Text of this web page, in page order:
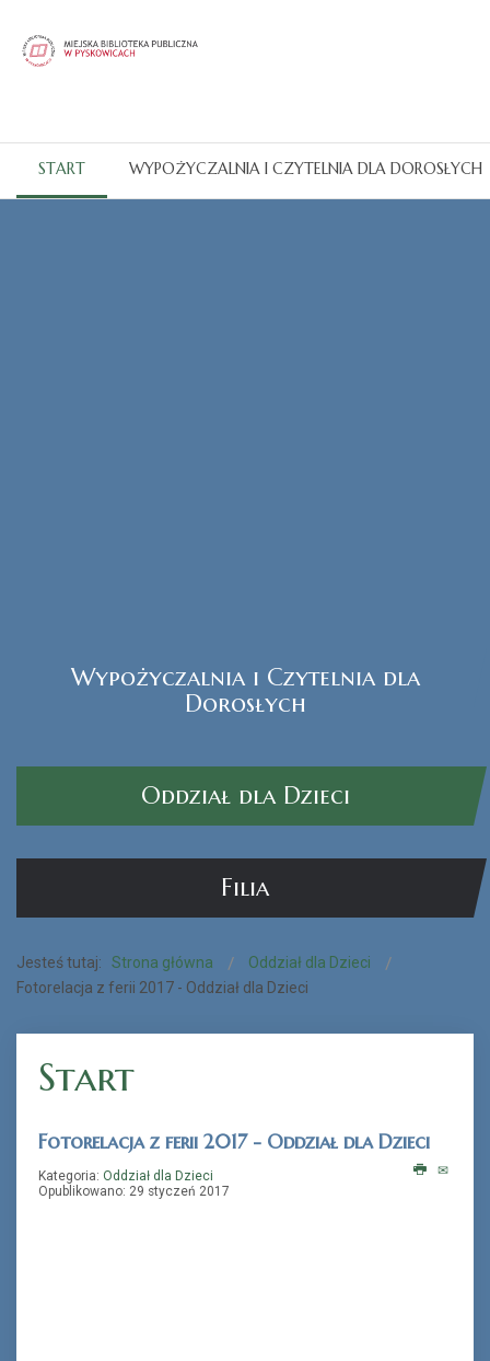
START WYPOŻYCZALNIA I CZYTELNIA DLA DOROSŁYCH
Czytak Plus
„Książka na telefon”
Wypożyczalnia i Czytelnia dla
Dorosłych
Oddział dla Dzieci
Filia
Jesteś tutaj: Strona główna
Oddział dla Dzieci
Fotorelacja z ferii 2017 - Oddział dla Dzieci
Start
Fotorelacja z ferii 2017 - Oddział dla Dzieci
Kategoria: Oddział dla Dzieci
Opublikowano: 29 styczeń 2017